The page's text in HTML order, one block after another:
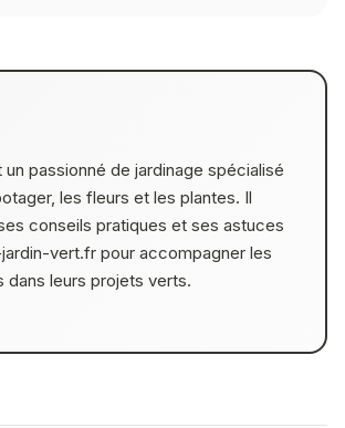
passionné de jardinage spécialisé
les fleurs et les plantes. Il
conseils pratiques et ses astuces
vert.fr pour accompagner les
dans leurs projets verts.